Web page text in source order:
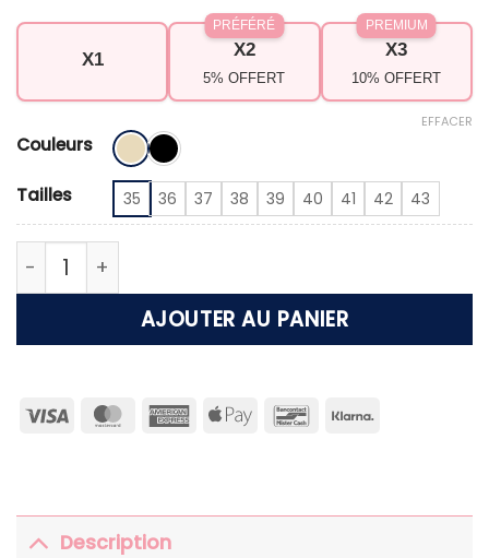
X1 X2
5% OFFERT
PRÉFÉRÉ
X3
10% OFFERT
PREMIUM
Couleurs
Tailles 35 36 37 38 39 40 41 42 43
EFFACER
quantité de Chaussons femme en fausse
AJOUTER AU PANIER
Visa MasterCardAmericanApple
Bancontact
Klarna
Description